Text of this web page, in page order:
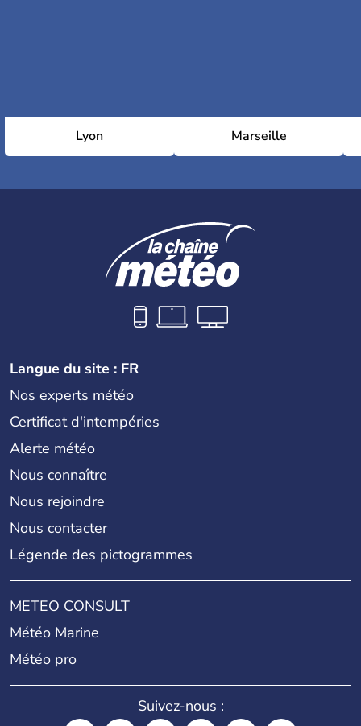
Lyon Marseille
Langue du site : FR
Nos experts météo
Certificat d'intempéries
Alerte météo
Nous connaître
Nous rejoindre
Nous contacter
Légende des pictogrammes
METEO CONSULT
Météo Marine
Météo pro
Suivez-nous :